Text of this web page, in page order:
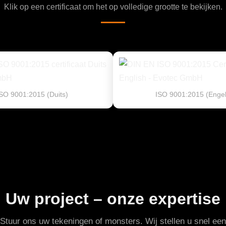
Klik op een certificaat om het op volledige grootte te bekijken.
9001:2015 (Duits) ISO 9001:2015
Uw project – onze expertise
Stuur ons uw tekeningen of monsters. Wij stellen u snel een